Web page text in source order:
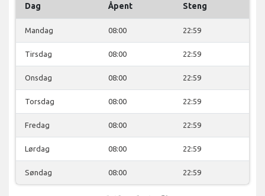
Dag Åpent Steng
Mandag 08:00 22:59
Tirsdag 08:00 22:59
Onsdag 08:00 22:59
Torsdag 08:00 22:59
Fredag 08:00 22:59
Lørdag 08:00 22:59
Søndag 08:00 22:59